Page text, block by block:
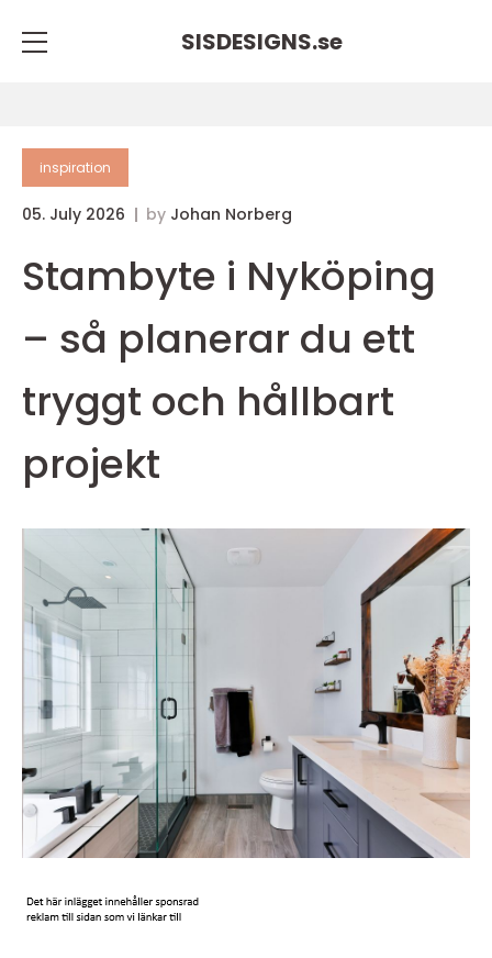
SISDESIGNS.se
inspiration
05. July 2026 by Johan Norberg
Stambyte i Nyköping
– så planerar du ett
tryggt och hållbart
projekt